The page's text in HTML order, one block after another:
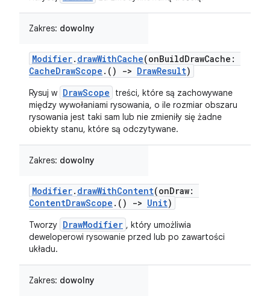
Zakres: dowolny
Modifier. drawWithCache(onBuildDrawCache:
CacheDrawScope .() -> DrawResult)
Rysuj w DrawScope
treści, które są zachowywane
między wywołaniami rysowania, o ile rozmiar obszaru
rysowania jest taki sam lub nie zmieniły się żadne
obiekty stanu, które są odczytywane.
Zakres: dowolny
Modifier. drawWithContent(onDraw:
ContentDrawScope .() -> Unit)
Tworzy DrawModifier , który umożliwia
deweloperowi rysowanie przed lub po zawartości
układu.
Zakres: dowolny